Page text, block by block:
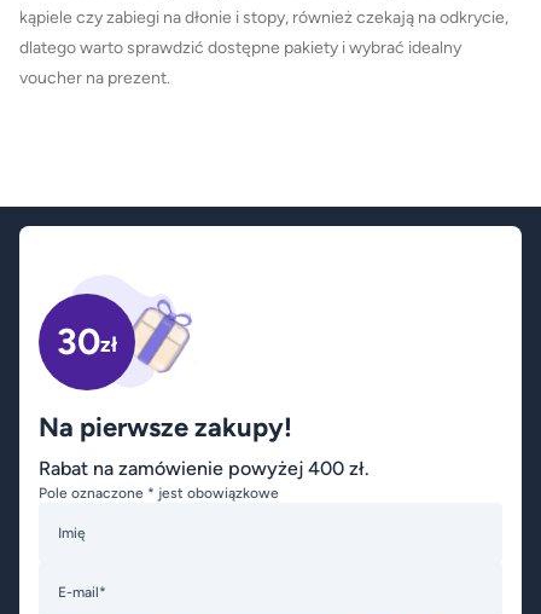
kąpiele czy zabiegi na dłonie i stopy, również czekają na odkrycie,
dlatego warto sprawdzić dostępne pakiety i wybrać idealny
voucher na prezent.
30zł
Na pierwsze zakupy!
Rabat na zamówienie powyżej 400 zł.
Pole oznaczone * jest obowiązkowe
Imię
E-mail*